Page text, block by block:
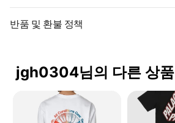
반품 및 환불 정책
jgh0304님의 다른 상품